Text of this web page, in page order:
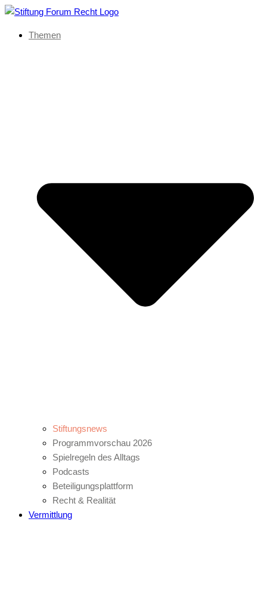
Themen
Stiftungsnews
Programmvorschau 2026
Spielregeln des Alltags
Podcasts
Beteiligungsplattform
Recht & Realität
Vermittlung